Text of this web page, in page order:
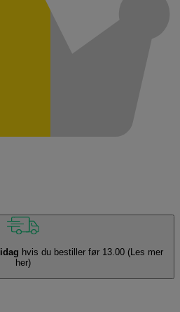
idag hvis du bestiller før 13.00 (Les mer
her)